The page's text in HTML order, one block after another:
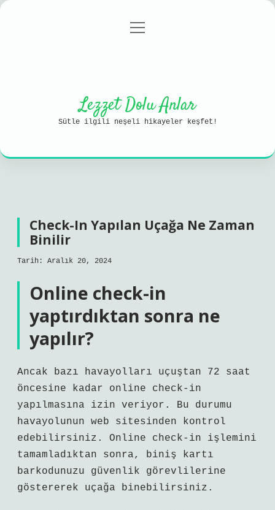
Gizlilik Politikası
menüyü
Lezzet Dolu Anlar
Sütle ilgili neşeli hikayeler keşfet!
Check-In Yapılan Uçağa Ne Zaman
Binilir
Tarih: Aralık 20, 2024
Online check-in
yaptırdıktan sonra ne
yapılır?
Ancak bazı havayolları uçuştan 72 saat
öncesine kadar online check-in
yapılmasına izin veriyor. Bu durumu
havayolunun web sitesinden kontrol
edebilirsiniz. Online check-in işlemini
tamamladıktan sonra, biniş kartı
barkodunuzu güvenlik görevlilerine
göstererek uçağa binebilirsiniz.